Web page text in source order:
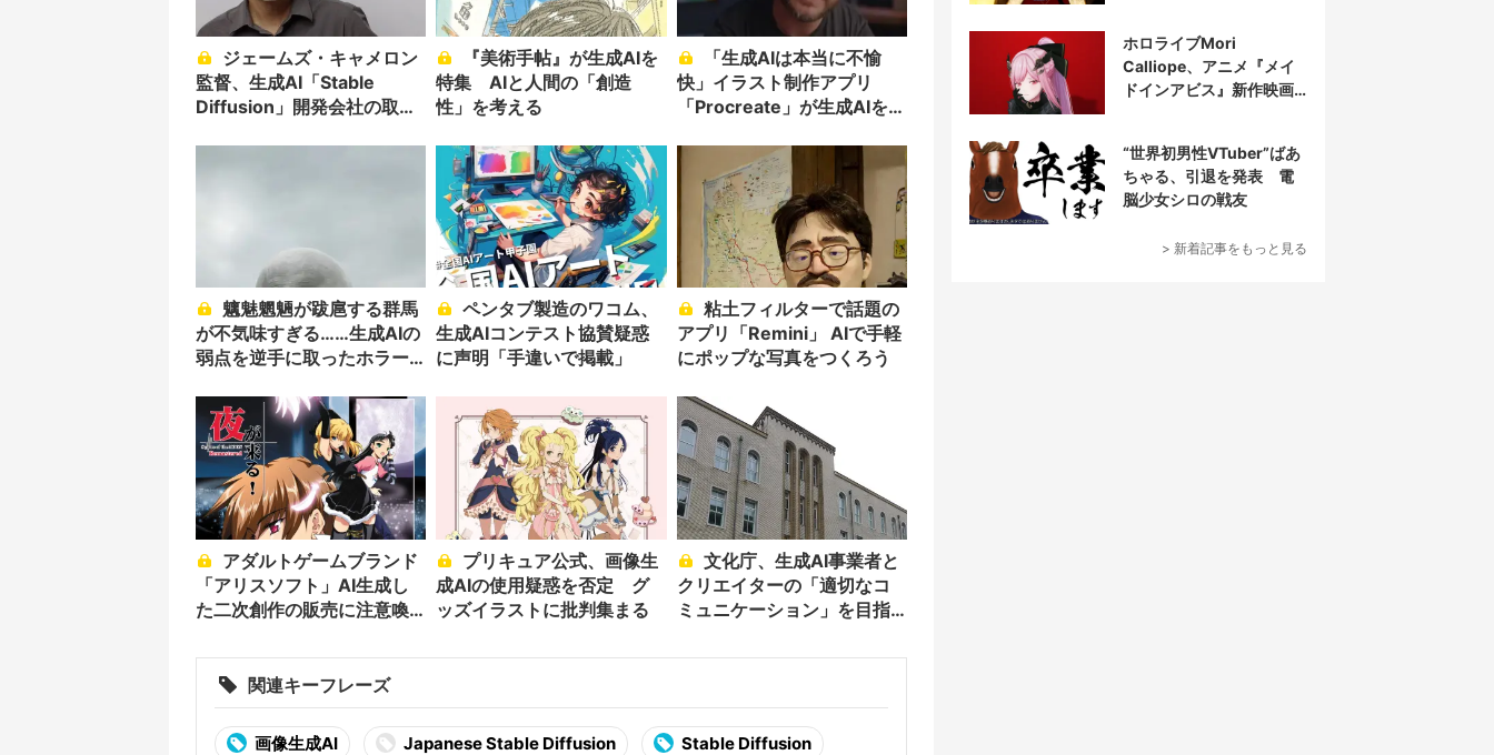
監督、生成AI「Stable
Diffusion」開発会社の取締
特集 AIと人間の「創造
性」を考える
快」イラスト制作アプリ
「Procreate」が生成AIを拒
が不気味すぎる……生成AIの
弱点を逆手に取ったホラー
ペンタブ製造のワコム、
生成AIコンテスト協賛疑惑
に声明「手違いで掲載」
アプリ「Remini」 AIで手軽
にポップな写真をつくろう
「アリスソフト」AI生成し
た二次創作の販売に注意喚
成AIの使用疑惑を否定 グ
ッズイラストに批判集まる
クリエイターの「適切なコ
ミュニケーション」を目指
関連キーフレーズ
画像生成AI Japanese Stable Diffusion Stable Diffusion
ホロライブMori
Calliope、アニメ『メイ
ドインアビス』新作映画
“世界初男性VTuber”ばあ
ちゃる、引退を発表 電
脳少女シロの戦友
> 新着記事をもっと見る